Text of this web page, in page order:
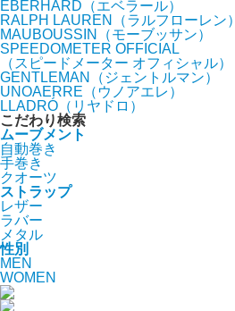
EBERHARD（エベラール）
RALPH LAUREN（ラルフローレン）
MAUBOUSSIN（モーブッサン）
SPEEDOMETER OFFICIAL
（スピードメーター オフィシャル）
GENTLEMAN（ジェントルマン）
UNOAERRE（ウノアエレ）
LLADRÓ（リヤドロ）
こだわり検索
ムーブメント
自動巻き
手巻き
クオーツ
ストラップ
レザー
ラバー
メタル
性別
MEN
WOMEN